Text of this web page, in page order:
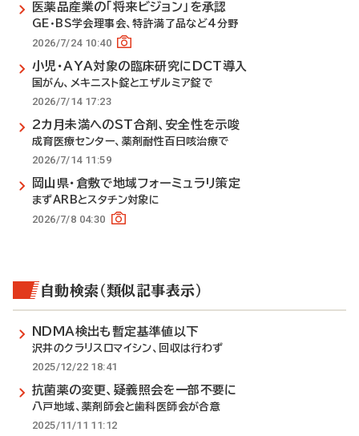
医薬品産業の「将来ビジョン」を承認
GE・BS学会理事会、特許満了品など4分野
2026/7/24 10:40
小児・AYA対象の臨床研究にDCT導入
国がん、メキニスト錠とエザルミア錠で
2026/7/14 17:23
2カ月未満へのST合剤、安全性を示唆
成育医療センター、薬剤耐性百日咳治療で
2026/7/14 11:59
岡山県・倉敷で地域フォーミュラリ策定
まずARBとスタチン対象に
2026/7/8 04:30
自動検索（類似記事表示）
NDMA検出も暫定基準値以下
沢井のクラリスロマイシン、回収は行わず
2025/12/22 18:41
抗菌薬の変更、疑義照会を一部不要に
八戸地域、薬剤師会と歯科医師会が合意
2025/11/11 11:12